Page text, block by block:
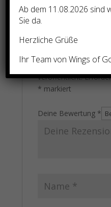
Schreibe die erste
SONS OF LIGHT
Verteidigungssystem
Deine E-Mail-
veröffentlicht.
* markiert
Deine Bewertung *
Ab dem 11.08.2026 sind
Sie da.
Herzliche Grüße
Ihr Team von Wings of